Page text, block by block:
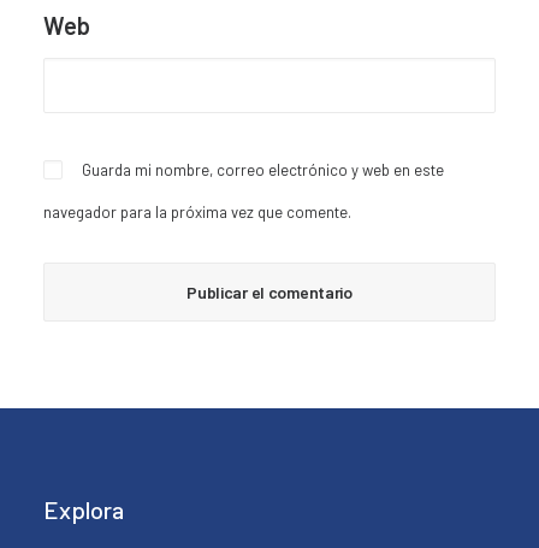
Web
Guarda mi nombre, correo electrónico y web en este
navegador para la próxima vez que comente.
Explora